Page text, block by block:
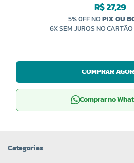
R$ 27,29
5% OFF NOPIX OU
6X SEM JUROS NO CARTÃO
COMPRAR
Comprar no
Categorias